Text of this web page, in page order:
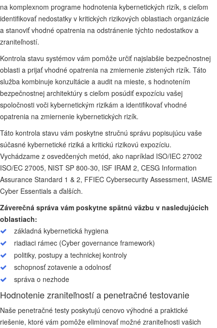
na komplexnom programe hodnotenia kybernetických rizík, s cieľom
identifikovať nedostatky v kritických rizikových oblastiach organizácie
a stanoviť vhodné opatrenia na odstránenie týchto nedostatkov a
zraniteľností.
Kontrola stavu systémov vám pomôže určiť najslabšie bezpečnostnej
oblasti a prijať vhodné opatrenia na zmiernenie zistených rizík. Táto
služba kombinuje konzultácie a audit na mieste, s hodnotením
bezpečnostnej architektúry s cieľom posúdiť expozíciu vašej
spoločnosti voči kybernetickým rizikám a identifikovať vhodné
opatrenia na zmiernenie kybernetických rizík.
Táto kontrola stavu vám poskytne stručnú správu popisujúcu vaše
súčasné kybernetické riziká a kritickú rizikovú expozíciu.
Vychádzame z osvedčených metód, ako napríklad ISO/IEC 27002
ISO/EC 27005, NIST SP 800-30, ISF IRAM 2, CESG Information
Assurance Standard 1 & 2, FFIEC Cybersecurity Assessment, IASME
Cyber Essentials a ďalších.
Záverečná správa vám poskytne spätnú väzbu v nasledujúcich
oblastiach:
základná kybernetická hygiena
riadiaci rámec (Cyber governance framework)
politiky, postupy a technickej kontroly
schopnosť zotavenie a odolnosť
správa o nezhode
Hodnotenie zraniteľností a penetračné testovanie
Naše penetračné testy poskytujú cenovo výhodné a praktické
riešenie, ktoré vám pomôže eliminovať možné zraniteľnosti vašich